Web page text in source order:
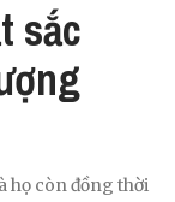
sắc
họ còn đồng thời